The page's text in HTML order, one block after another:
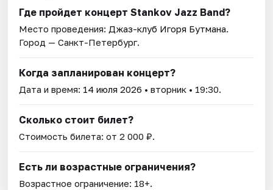
Где пройдет концерт Stankov Jazz Band?
Место проведения: Джаз-клуб Игоря Бутмана.
Город — Санкт-Петербург.
Когда запланирован концерт?
Дата и время: 14 июля 2026 • вторник • 19:30.
Сколько стоит билет?
Стоимость билета: от 2 000 ₽.
Есть ли возрастные ограничения?
Возрастное ограничение: 18+.